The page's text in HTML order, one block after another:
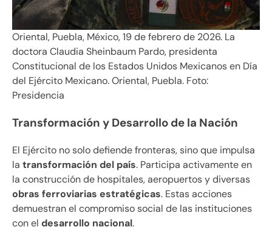
Oriental, Puebla, México, 19 de febrero de 2026. La
doctora Claudia Sheinbaum Pardo, presidenta
Constitucional de los Estados Unidos Mexicanos en Día
del Ejército Mexicano. Oriental, Puebla. Foto:
Presidencia
Transformación y Desarrollo de la Nación
El Ejército no solo defiende fronteras, sino que impulsa
la transformación del país. Participa activamente en
la construcción de hospitales, aeropuertos y diversas
obras ferroviarias estratégicas. Estas acciones
demuestran el compromiso social de las instituciones
con el desarrollo nacional.